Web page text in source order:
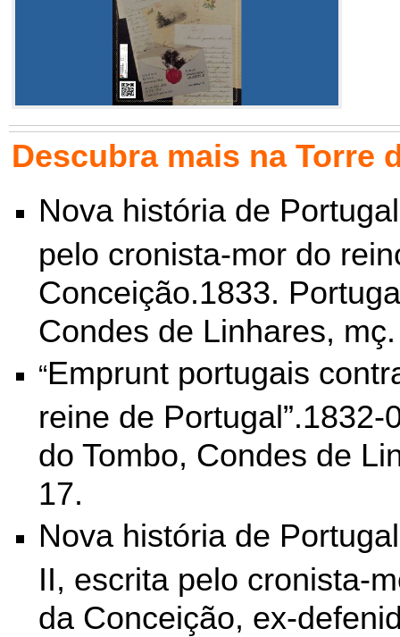
Descubra mais na Torre
Nova história de
pelo cronista-mor do
Conceição.1833.
Condes de Linhares,
“Emprunt portugais
reine de Portugal”.1832-
do Tombo, Condes de
17.
Nova história de
II, escrita pelo cronista-
da Conceição, ex-